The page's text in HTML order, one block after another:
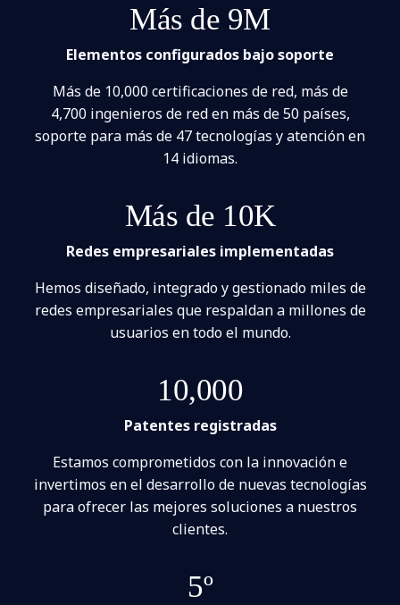
Más de 9M
Elementos configurados bajo soporte
Más de 10,000 certificaciones de red, más de
4,700 ingenieros de red en más de 50 países,
soporte para más de 47 tecnologías y atención en
14 idiomas.
Más de 10K
Redes empresariales implementadas
Hemos diseñado, integrado y gestionado miles de
redes empresariales que respaldan a millones de
usuarios en todo el mundo.
10,000
Patentes registradas
Estamos comprometidos con la innovación e
invertimos en el desarrollo de nuevas tecnologías
para ofrecer las mejores soluciones a nuestros
clientes.
5º